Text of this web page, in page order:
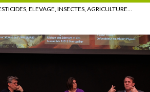
ELEVAGE, INSECTES, AGRICULTURE…